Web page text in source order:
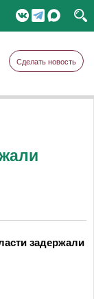
Сделать новость
задержали